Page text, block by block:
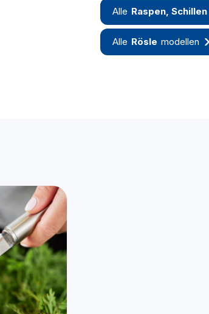
Alle Raspen,
Alle Rösle modellen